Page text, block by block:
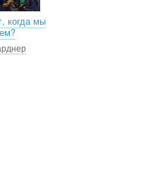
когда мы